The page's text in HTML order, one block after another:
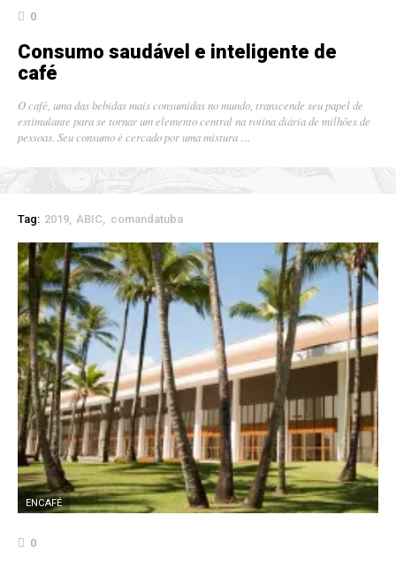
0
Consumo saudável e inteligente de
café
O café, uma das bebidas mais consumidas no mundo, transcende seu papel de
estimulante para se tornar um elemento central na rotina diária de milhões de
pessoas. Seu consumo é cercado por uma mistura …
Tag: 2019 ABIC comandatuba
ENCAFÉ
0